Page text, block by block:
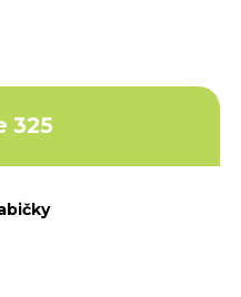
325